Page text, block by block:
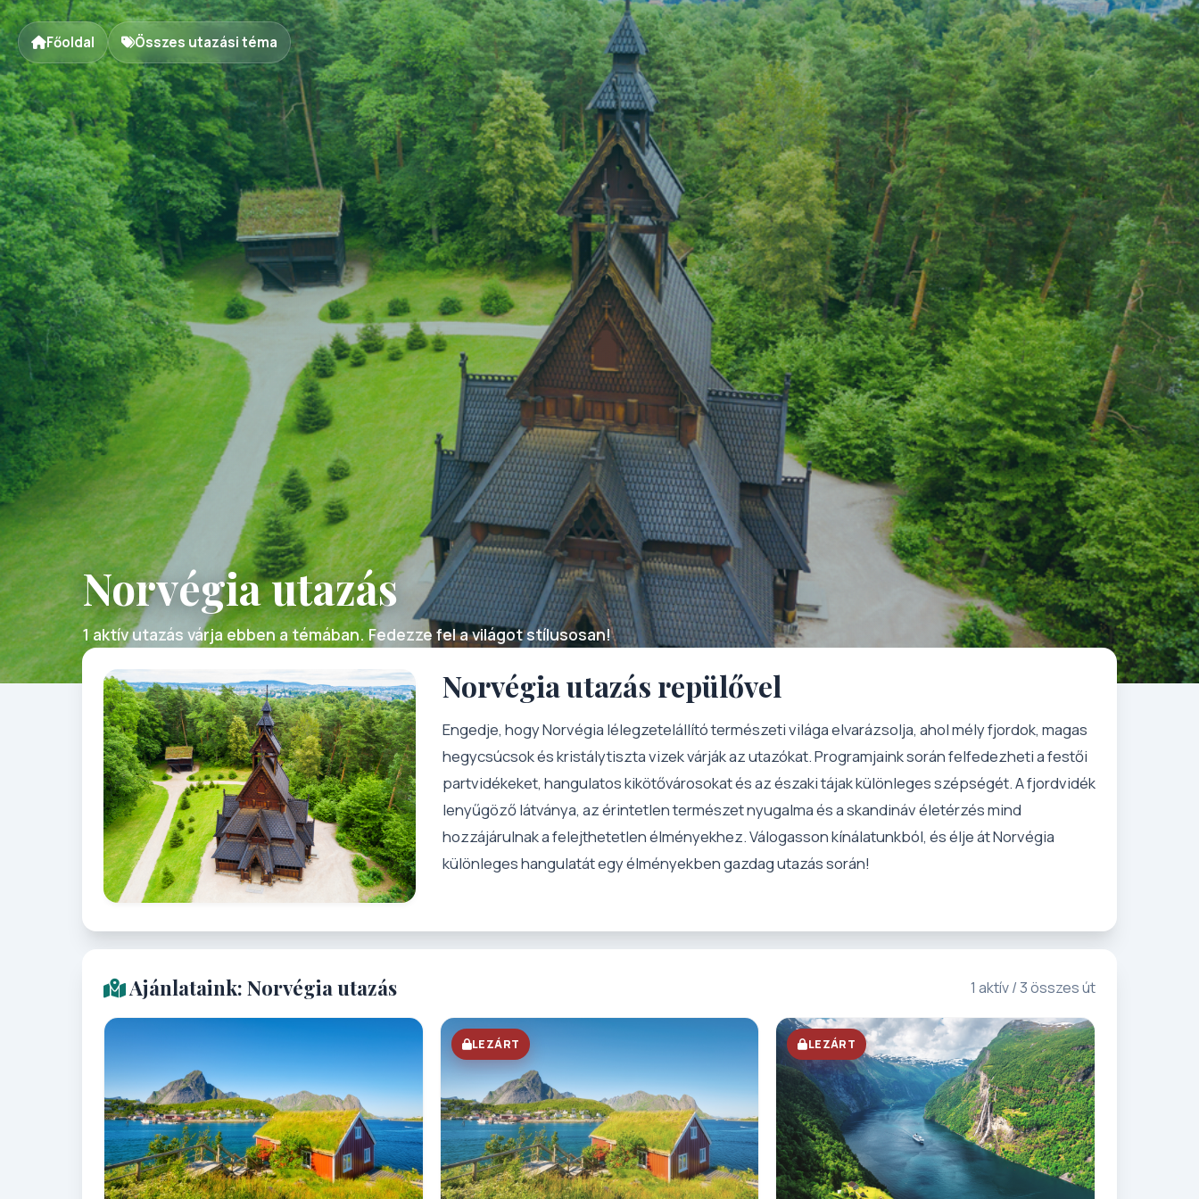
Főoldal Összes utazási téma
Norvégia utazás
1 aktív utazás várja ebben a témában. Fedezze fel a világot stílusosan!
Norvégia utazás repülővel
Engedje, hogy Norvégia lélegzetelállító természeti világa elvarázsolja, ahol mély fjordok, magas
hegycsúcsok és kristálytiszta vizek várják az utazókat. Programjaink során felfedezheti a festői
partvidékeket, hangulatos kikötővárosokat és az északi tájak különleges szépségét. A fjordvidék
lenyűgöző látványa, az érintetlen természet nyugalma és a skandináv életérzés mind
hozzájárulnak a felejthetetlen élményekhez. Válogasson kínálatunkból, és élje át Norvégia
különleges hangulatát egy élményekben gazdag utazás során!
Ajánlataink: Norvégia utazás 1 aktív / 3 összes út
LEZÁRT LEZÁRT